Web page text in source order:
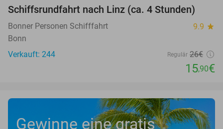
39%
Schiffsrundfahrt nach Linz (ca. 4 Stunden)
Bonner Personen Schifffahrt 9.9 star
Bonn
Verkauft: 244
Regulär 26€
15,90€
Gewinne eine gratis